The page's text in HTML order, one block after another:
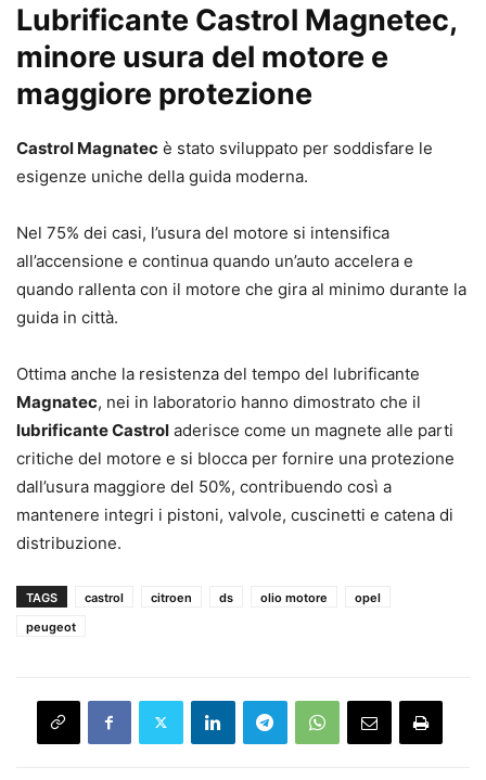
Lubrificante Castrol Magnetec,
minore usura del motore e
maggiore protezione
Castrol Magnatec è stato sviluppato per soddisfare le
esigenze uniche della guida moderna.
Nel 75% dei casi, l’usura del motore si intensifica
all’accensione e continua quando un’auto accelera e
quando rallenta con il motore che gira al minimo durante la
guida in città.
Ottima anche la resistenza del tempo del lubrificante
Magnatec, nei in laboratorio hanno dimostrato che il
lubrificante Castrol aderisce come un magnete alle parti
critiche del motore e si blocca per fornire una protezione
dall’usura maggiore del 50%, contribuendo così a
mantenere integri i pistoni, valvole, cuscinetti e catena di
distribuzione.
TAGS castrol citroen ds olio motore
opel
peugeot